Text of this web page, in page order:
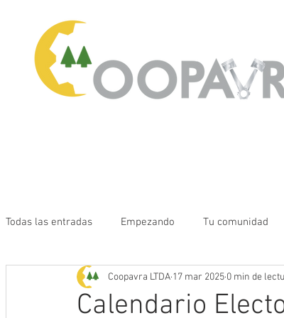
Todas las entradas Empezando Tu comunidad
Calendario
Coopavra LTDA 17 mar 2025 0 min de